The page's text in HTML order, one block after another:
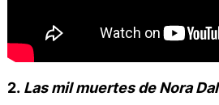
2. Las mil muertes de Nora